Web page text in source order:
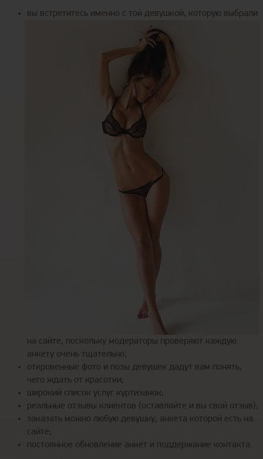
вы встретитесь именно с той девушкой, которую выбрали
на сайте, поскольку модераторы проверяют каждую
анкету очень тщательно;
откровенные фото и позы девушек дадут вам понять,
чего ждать от красотки;
широкий список услуг куртизанок;
реальные отзывы клиентов (оставляйте и вы свой отзыв);
заказать можно любую девушку, анкета которой есть на
сайте;
постоянное обновление анкет и поддержание контакта.